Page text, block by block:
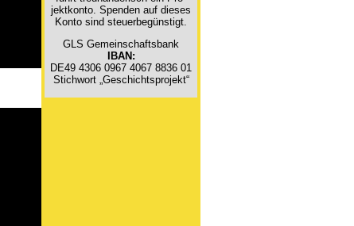
jektkonto. Spenden auf dieses
Konto sind steuerbegünstigt.
GLS Gemeinschaftsbank
IBAN:
DE49 4306 0967 4067 8836 01
Stichwort „Geschichts­pro­jekt“